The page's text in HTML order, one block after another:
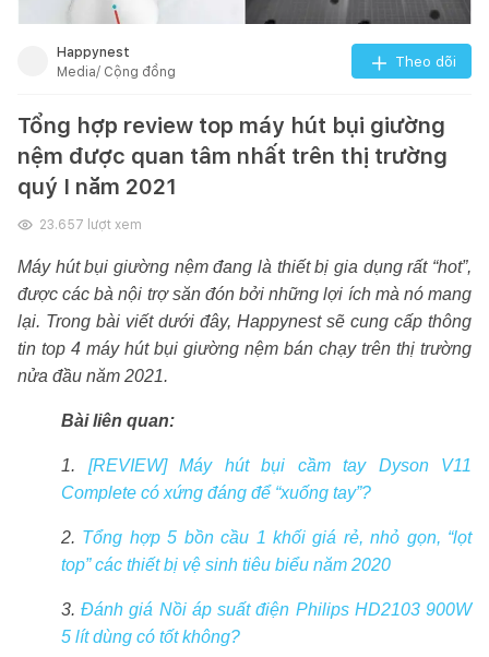
Happynest
Media/ Cộng đồng
Theo dõi
Tổng hợp review top máy hút bụi giường
nệm được quan tâm nhất trên thị trường
quý I năm 2021
23.657 lượt xem
Máy hút bụi giường nệm đang là thiết bị gia dụng rất “hot”,
được các bà nội trợ săn đón bởi những lợi ích mà nó mang
lại. Trong bài viết dưới đây, Happynest sẽ cung cấp thông
tin top 4 máy hút bụi giường nệm bán chạy trên thị trường
nửa đầu năm 2021.
Bài liên quan:
1. [REVIEW] Máy hút bụi cầm tay Dyson V11
Complete có xứng đáng để “xuống tay”?
2. Tổng hợp 5 bồn cầu 1 khối giá rẻ, nhỏ gọn, “lọt
top” các thiết bị vệ sinh tiêu biểu năm 2020
3.Đánh giá Nồi áp suất điện Philips HD2103 900W
5 lít dùng có tốt không?